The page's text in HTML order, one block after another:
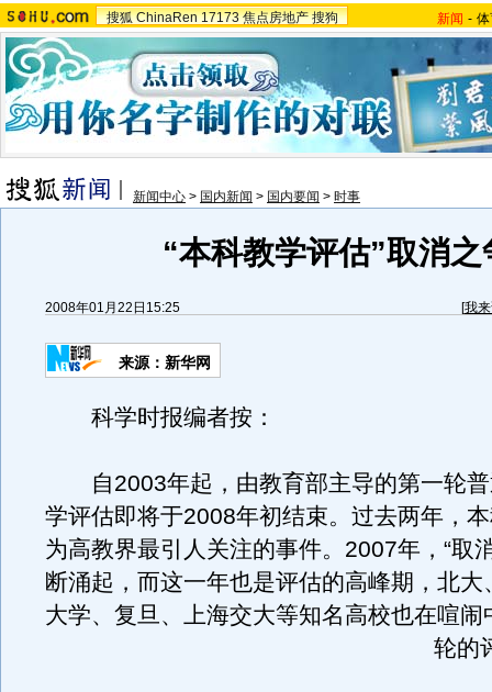
搜狐 ChinaRen 17173 焦点房地产 搜狗 新闻 -
新闻中心 > 国内新闻 > 国内要闻 > 时事
“本科教学评估”取消之
2008年01月22日15:25 [我
来源：新华网
科学时报编者按：
自2003年起，由教育部主导的第一轮普
学评估即将于2008年初结束。过去两年，
为高教界最引人关注的事件。2007年，“取
断涌起，而这一年也是评估的高峰期，北大
大学、复旦、上海交大等知名高校也在喧闹
轮的